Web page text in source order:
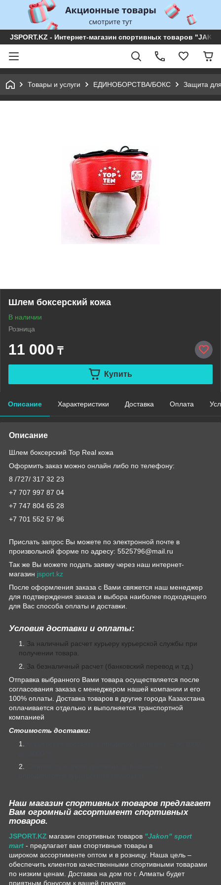
JSPORT.KZ - Интернет-магазин спортивных товаров
Товары и услуги ЕДИНОБОРСТВА/БОКС Защита
Шлем боксерский кожа
В наличии
Розница
11 000 ₸
Купить
Описание Характеристики Доставка Оплата
Описание
Шлем боксерский Top Real кожа
Оформить заказ можно онлайн либо по телефону:
8 /727/ 317 32 23
+7 707 997 87 04
+7 747 804 65 28
+7 701 552 57 96
Прислать запрос Вы можете по электронной почте в
произвольной форме по адресу: 5525796@mail.ru
Так же Вы можете подать заявку через наш интернет-
магазин jsport.kz
После оформления заказа с Вами свяжется наш менеджер
для подтверждения заказа и выбора наиболее подходящего
для Вас способа оплаты и доставки.
Условия доставки и оплаты:
За наличный расчет курьеру курьерской службы при
получении товара.
За безналичный расчет (банковский перевод и т.д.)
Отправка выбранного Вами товара осуществляется после
согласования заказа с менеджером нашей компании и его
100% оплаты. Доставка товаров в другие города Казахстана
оплачивается отдельно и выполняется транспортной
компанией
Стоимость доставки:
Наш магазин спортивных товаров предлагает
Вам огромный ассортимент спортивных
товаров.
JSPORT.KZ магазин спортивных товаров "Jakon" sport
mart - предлагает вам спортивные товары в
широком ассортименте оптом и в розницу. Наша цель –
обеспечить клиентов качественными спортивными товарами
по низким ценам. Доставка на дом по г. Алматы будет
приятным бонусом к вашей покупке.